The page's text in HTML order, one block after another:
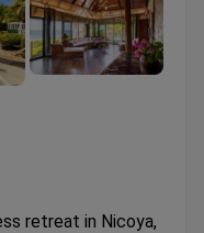
retreat in Nicoya,